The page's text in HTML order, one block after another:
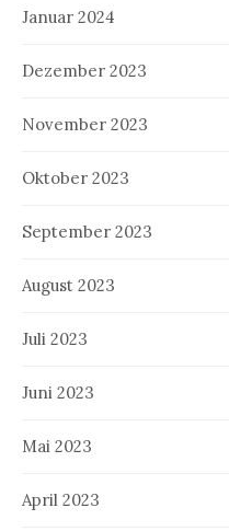
Januar 2024
Dezember 2023
November 2023
Oktober 2023
September 2023
August 2023
Juli 2023
Juni 2023
Mai 2023
April 2023